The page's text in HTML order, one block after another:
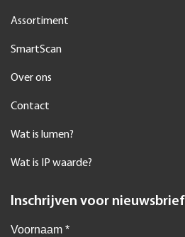
Assortiment
SmartScan
Over ons
Contact
Wat is lumen?
Wat is IP waarde?
Inschrijven voor nieuwsbrief